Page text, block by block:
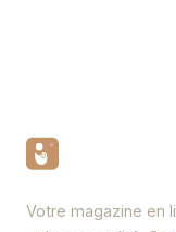
Votre magazine en